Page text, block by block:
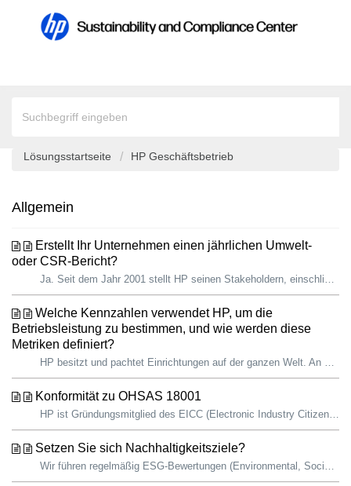
Lösungsstartseite HP Geschäftsbetrieb
Allgemein
Erstellt Ihr Unternehmen einen jährlichen Umwelt-
oder CSR-Bericht?
Ja. Seit dem Jahr 2001 stellt HP seinen Stakeholdern, einschließlich Kunden, Branchenanalysten, Investoren, Mitarbeiter:innen und anderen, ausführliche Info...
Welche Kennzahlen verwendet HP, um die
Betriebsleistung zu bestimmen, und wie werden diese
Metriken definiert?
HP besitzt und pachtet Einrichtungen auf der ganzen Welt. An unseren 159 Standorten in 56 Ländern ergreifen wir Maßnahmen, um die THG-Emissionen, den Verbr...
Konformität zu OHSAS 18001
HP ist Gründungsmitglied des EICC (Electronic Industry Citizenship Coalition, jetzt Responsible Business Alliance RBA). Als solches hat HP sich verpflichtet...
Setzen Sie sich Nachhaltigkeitsziele?
Wir führen regelmäßig ESG-Bewertungen (Environmental, Social und Governance) durch, um relevante ESG-Themen zu überprüfen und unsere langjährigen Schwerpunk...